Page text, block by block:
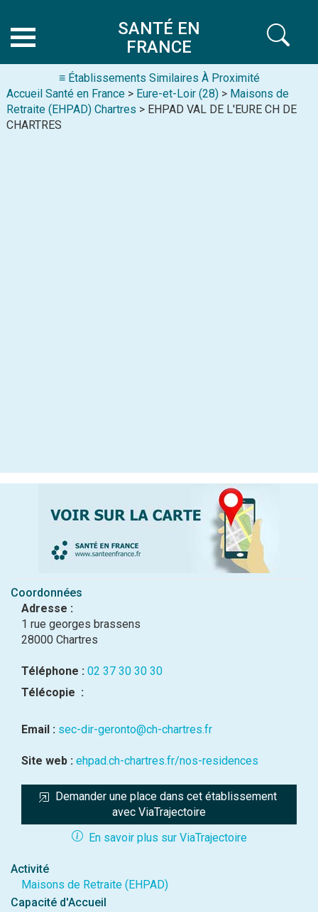
SANTÉ EN
FRANCE
≡ Établissements Similaires À Proximité
Accueil Santé en France > Eure-et-Loir (28) > Maisons de
Retraite (EHPAD) Chartres > EHPAD VAL DE L'EURE CH DE
CHARTRES
Coordonnées
Adresse :
1 rue georges brassens
28000 Chartres
Téléphone : 02 37 30 30 30
Télécopie :
Email : sec-dir-geronto@ch-chartres.fr
Site web : ehpad.ch-chartres.fr/nos-residences
Demander une place dans cet établissement
avec ViaTrajectoire
En savoir plus sur ViaTrajectoire
Activité
Maisons de Retraite (EHPAD)
Capacité d'Accueil